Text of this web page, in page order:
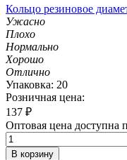
Кольцо резиновое
Ужасно
Плохо
Нормально
Хорошо
Отлично
Упаковка: 20
Розничная цена:
137 ₽
Оптовая цена доступна
В корзину